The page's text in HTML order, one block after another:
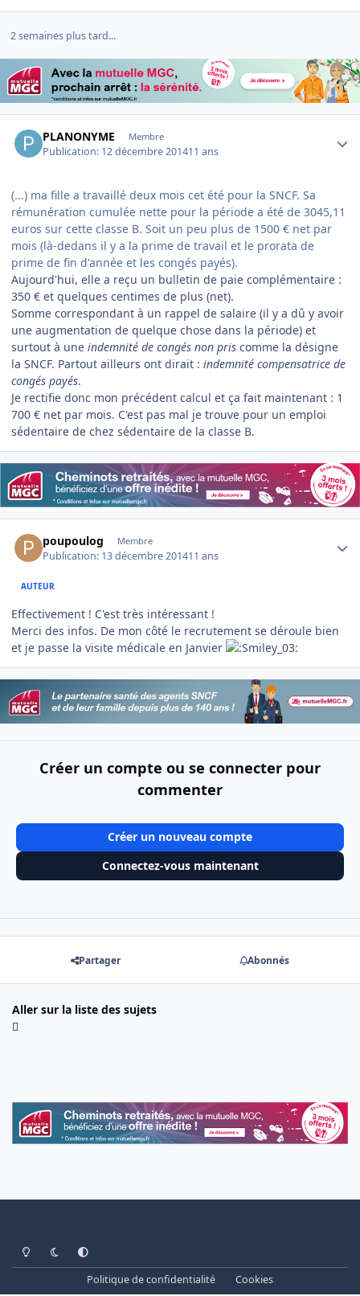
2 semaines plus tard...
PLANONYME Membre
Publication: 12 décembre 201411 ans
(...) ma fille a travaillé deux mois cet été pour la SNCF. Sa
rémunération cumulée nette pour la période a été de 3045,11
euros sur cette classe B. Soit un peu plus de 1500 € net par
mois (là-dedans il y a la prime de travail et le prorata de
prime de fin d'année et les congés payés).
Aujourd'hui, elle a reçu un bulletin de paie complémentaire :
350 € et quelques centimes de plus (net).
Somme correspondant à un rappel de salaire (il y a dû y avoir
une augmentation de quelque chose dans la période) et
surtout à une indemnité de congés non pris comme la désigne
la SNCF. Partout ailleurs ont dirait : indemnité compensatrice de
congés payés.
Je rectifie donc mon précédent calcul et ça fait maintenant : 1
700 € net par mois. C'est pas mal je trouve pour un emploi
sédentaire de chez sédentaire de la classe B.
poupoulog Membre
Publication: 13 décembre 201411 ans
AUTEUR
Effectivement ! C'est très intéressant !
Merci des infos. De mon côté le recrutement se déroule bien
et je passe la visite médicale en Janvier
Créer un compte ou se connecter pour
commenter
Créer un nouveau compte
Connectez-vous maintenant
Partager Abonnés
Aller sur la liste des sujets
Light ModeDark ModeSystem Preference
Politique de confidentialité
Cookies